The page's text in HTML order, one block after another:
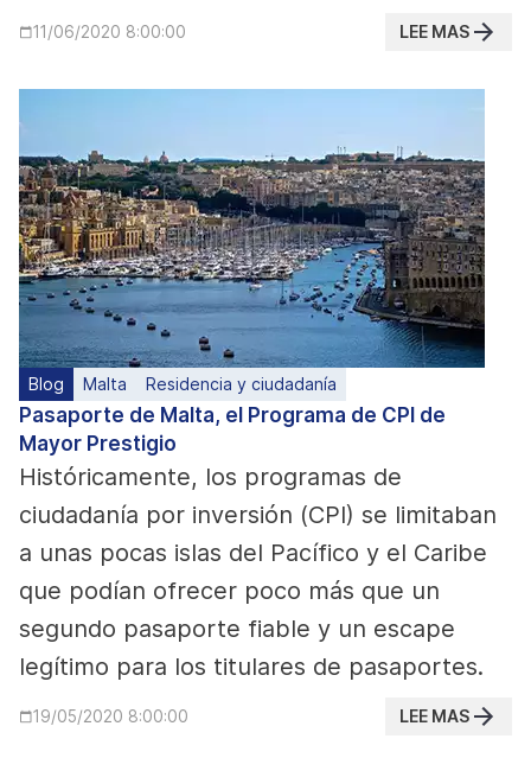
11/06/2020 8:00:00 LEE MAS
Blog Malta Residencia y ciudadanía
Pasaporte de Malta, el Programa de CPI de
Mayor Prestigio
Históricamente, los programas de
ciudadanía por inversión (CPI) se limitaban
a unas pocas islas del Pacífico y el Caribe
que podían ofrecer poco más que un
segundo pasaporte fiable y un escape
legítimo para los titulares de pasaportes.
19/05/2020 8:00:00 LEE MAS